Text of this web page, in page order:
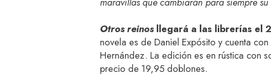
Otros reinosllegará a las librerías el
novela es de Daniel Expósito y cuenta
Hernández. La edición es en rústica con
precio de 19,95 doblones.